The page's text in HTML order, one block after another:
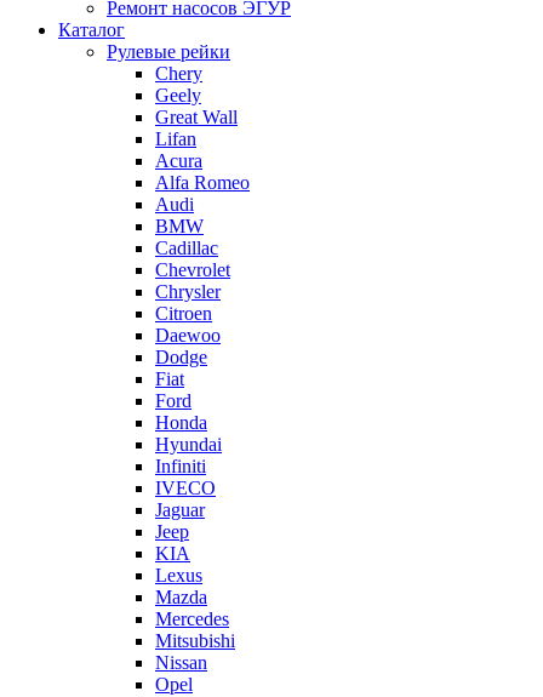
Ремонт насосов ЭГУР
Каталог
Рулевые рейки
Chery
Geely
Great Wall
Lifan
Acura
Alfa Romeo
Audi
BMW
Cadillac
Chevrolet
Chrysler
Citroen
Daewoo
Dodge
Fiat
Ford
Honda
Hyundai
Infiniti
IVECO
Jaguar
Jeep
KIA
Lexus
Mazda
Mercedes
Mitsubishi
Nissan
Opel